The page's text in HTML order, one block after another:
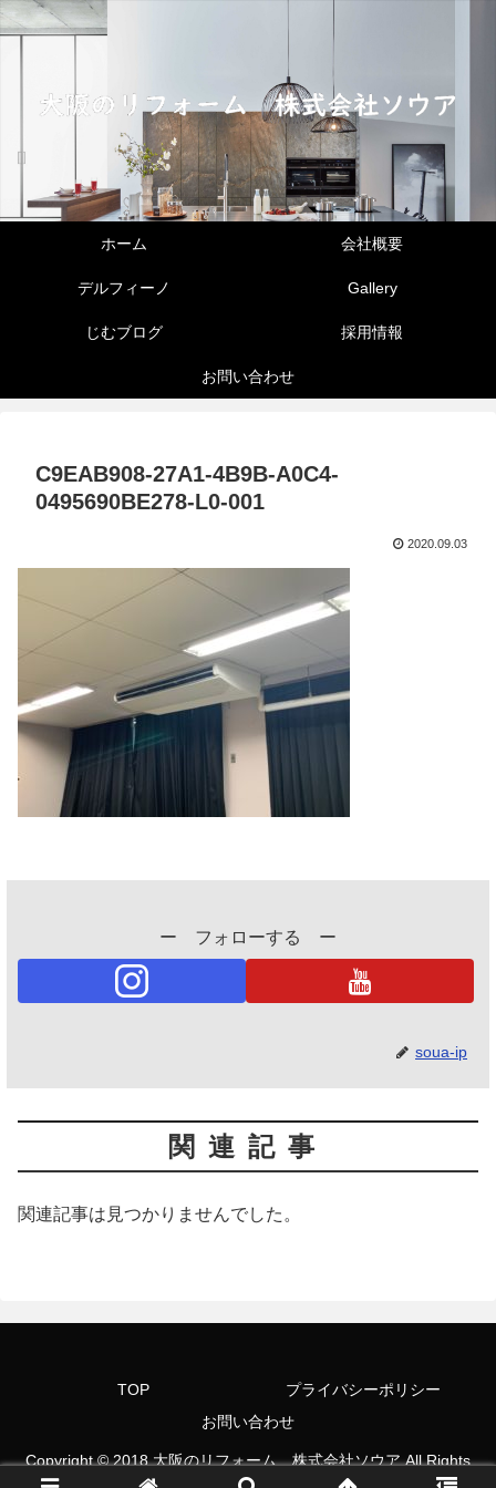
ホーム 会社概要
デルフィーノ Gallery
じむブログ 採用情報
お問い合わせ
C9EAB908-27A1-4B9B-A0C4-
0495690BE278-L0-001
2020.09.03
ー フォローする ー
soua-ip
関連記事
関連記事は見つかりませんでした。
TOP
プライバシーポリシー
お問い合わせ
Copyright © 2018 大阪のリフォーム 株式会社ソウア All Rights